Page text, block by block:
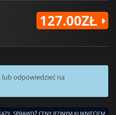
127.00ZŁ
odpowiedzieć na